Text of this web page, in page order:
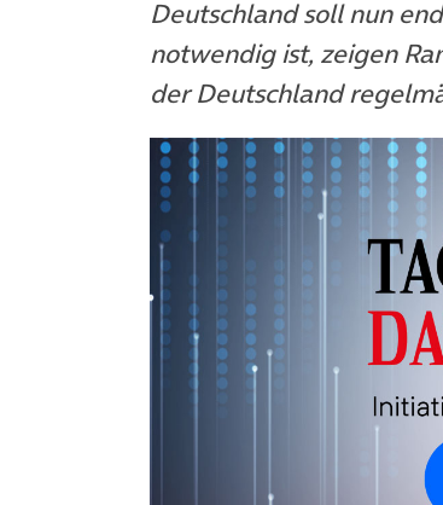
Deutschland soll nun
notwendig ist, zeigen
der Deutschland